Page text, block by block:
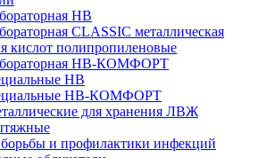
НВ
CLASSIC металлическая
кислот полипропиленовые
НВ-КОМФОРТ
НВ
НВ-КОМФОРТ
для хранения ЛВЖ
и профилактики инфекций